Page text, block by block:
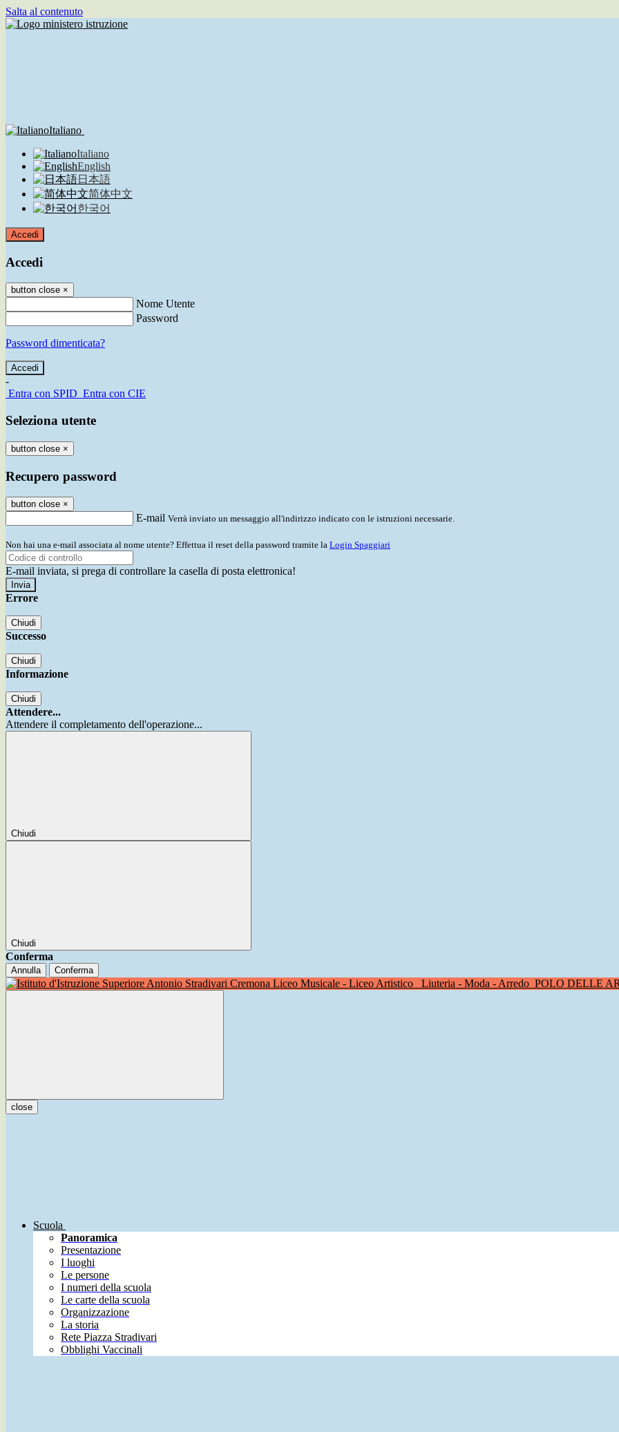
Salta al contenuto
Italiano
Italiano
English
日本語
简体中文
한국어
Accedi
Accedi
button close ×
Nome Utente
Password
Password dimenticata?
-
Entra con SPID Entra con CIE
Seleziona utente
button close ×
Recupero password
button close ×
E-mail Verrà inviato un messaggio all'indirizzo indicato con le istruzioni necessarie.
Non hai una e-mail associata al nome utente? Effettua il reset della password tramite la Login Spaggiari
E-mail inviata, si prega di controllare la casella di posta elettronica!
Errore
Chiudi
Successo
Chiudi
Informazione
Chiudi
Attendere...
Attendere il completamento dell'operazione...
Chiudi
Chiudi
Conferma
Annulla Conferma
Liceo Musicale - Liceo Artistico Liuteria - Moda - Arredo POLO DELLE
close
Scuola
Panoramica
Presentazione
I luoghi
Le persone
I numeri della scuola
Le carte della scuola
Organizzazione
La storia
Rete Piazza Stradivari
Obblighi Vaccinali